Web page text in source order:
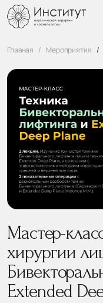
Главная Мероприятия
Мастер-
хирургии
Extended